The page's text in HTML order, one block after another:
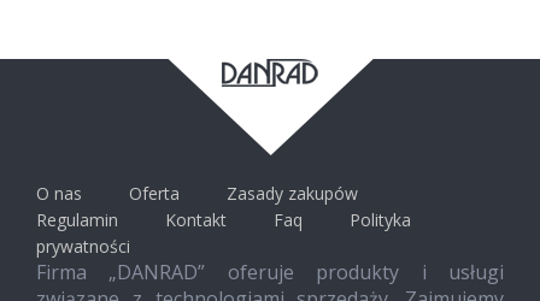
O nas Oferta
Zasady zakupów
Regulamin
Kontakt Faq
Polityka
prywatności
Firma „DANRAD” oferuje produkty i usługi